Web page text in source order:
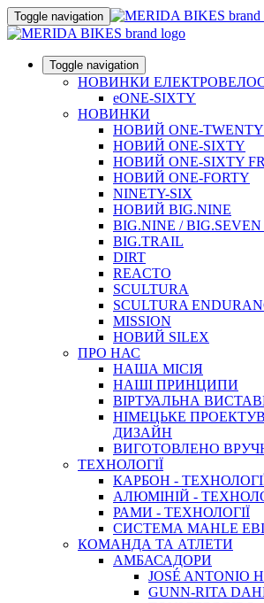
Toggle navigation
Toggle navigation
НОВИНКИ
eONE-SIXTY
НОВИНКИ
НОВИЙ ONE-TWENTY
НОВИЙ ONE-SIXTY
НОВИЙ ONE-SIXTY FR
НОВИЙ ONE-FORTY
NINETY-SIX
НОВИЙ BIG.NINE
BIG.NINE / BIG.SEVEN
BIG.TRAIL
DIRT
REACTO
SCULTURA
SCULTURA
MISSION
НОВИЙ SILEX
ПРО НАС
НАША МICIЯ
НАШI ПРИНЦИПИ
ВIРТУАЛЬНА
НІМЕЦЬКЕ
ДИЗАЙН
ВИГОТОВЛЕНО
ТЕХНОЛОГІЇ
КАРБОН -
АЛЮМІНІЙ -
РАМИ - ТЕХНОЛОГІЇ
СИСТЕМА MAHLE
КОМАНДА ТА АТЛЕТИ
АМБАСАДОРИ
JOSÉ ANTONIO
GUNN-RITA